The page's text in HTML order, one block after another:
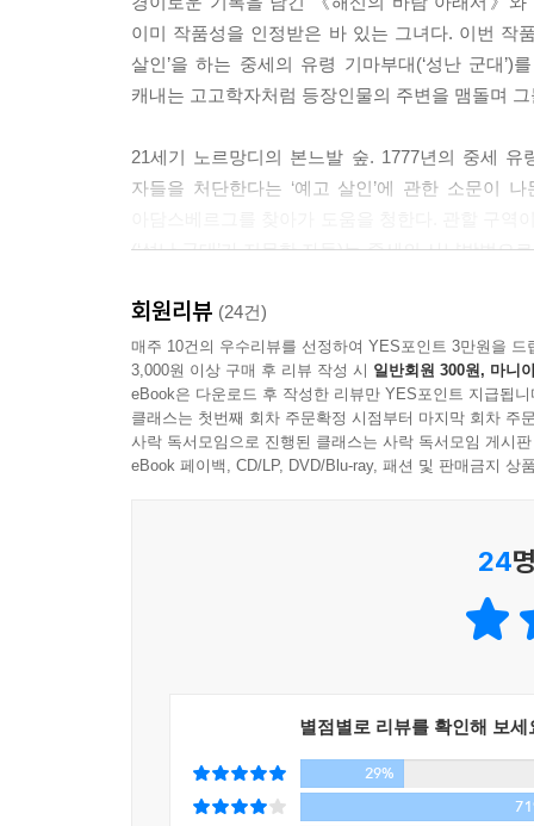
이미 작품성을 인정받은 바 있는 그녀다. 이번 작
살인’을 하는 중세의 유령 기마부대(‘성난 군대
캐내는 고고학자처럼 등장인물의 주변을 맴돌며
21세기 노르망디의 본느발 숲. 1777년의 중세
자들을 처단한다는 ‘예고 살인’에 관한 소문이
(‘성난 군대’가 지목한 자들)는 중세의 사냥방법으
아담스베르그는 자신의 숨통마저 조여 오는 죽음
상상과 현실을 넘나드는 프레드 바르가스의 마술
바로 지금, 인간의 본성에 대한 거침없는 추적이 시
《죽은 자의 심판》은 형사 아담스베르그에게 주
최후의 ‘표적’이 될 수도 있는 치밀한 구성은 독
구성된 사건 정황과 범인을 지목하는 단서들이
풍미와 쾌감을 안길 것이다.
회원리뷰 (24건)
매주 10건의 우수리뷰를 선정하여 YES포인트 3만원을 드
3,000원 이상 구매 후 리뷰 작성 시 일반회원 300원, 마니
eBook은 다운로드 후 작성한 리뷰만 YES포인트 지급됩니
클래스는 첫번째 회차 주문확정 시점부터 마지막 회차 주
사락 독서모임으로 진행된 클래스는 사락 독서모임 게시
eBook 페이백, CD/LP, DVD/Blu-ray, 패션 및 판매금지 상
24
별점별로 리뷰를 확인해 보세
29%